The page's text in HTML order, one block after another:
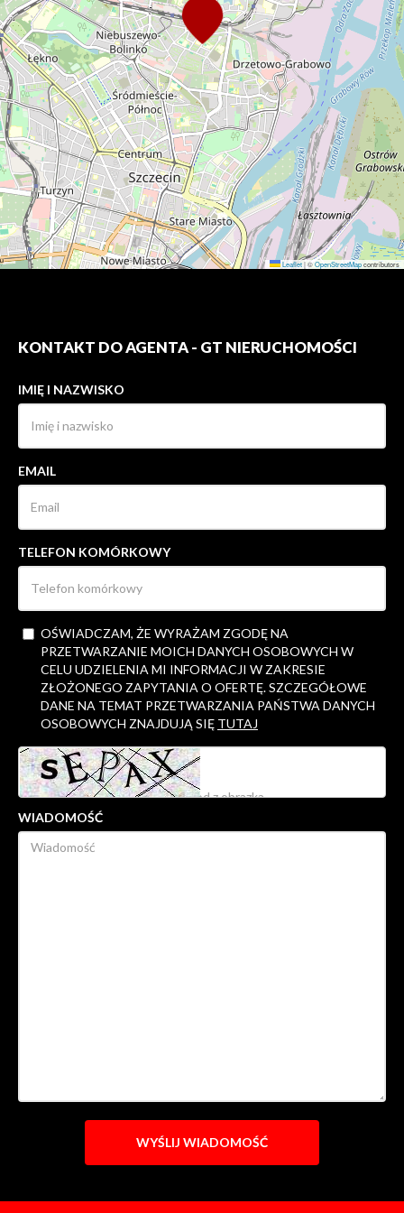
Leaflet|©OpenStreetMapcontributors
KONTAKT DO AGENTA - GT NIERUCHOMOŚCI
IMIĘ I NAZWISKO
EMAIL
TELEFON KOMÓRKOWY
OŚWIADCZAM, ŻE WYRAŻAM ZGODĘ NA
PRZETWARZANIE MOICH DANYCH OSOBOWYCH W
CELU UDZIELENIA MI INFORMACJI W ZAKRESIE
ZŁOŻONEGO ZAPYTANIA O OFERTĘ. SZCZEGÓŁOWE
DANE NA TEMAT PRZETWARZANIA PAŃSTWA DANYCH
OSOBOWYCH ZNAJDUJĄ SIĘ TUTAJ
WIADOMOŚĆ